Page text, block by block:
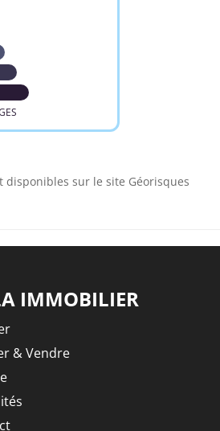
disponibles sur le site Géorisques
IMMOBILIER
& Vendre